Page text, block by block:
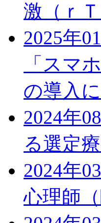
激（ｒ
2025年
「スマ
の導入
2024年
る選定
2024年
心理師